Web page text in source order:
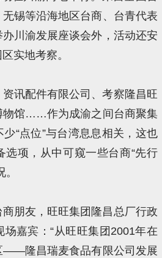
锡等沿海地区台商、台青代表
川渝发展座谈会外，活动还安
实地考察。
讯配件有限公司、考察隆昌旺
物馆……作为成渝之间台商聚集
“点位”与台湾息息相关，这也
选项，从中可窥一些台商“先行
朋友，旺旺集团隆昌总厂行政
场嘉宾：“从旺旺集团2001年在
——隆昌瑞麦食品有限公司发展